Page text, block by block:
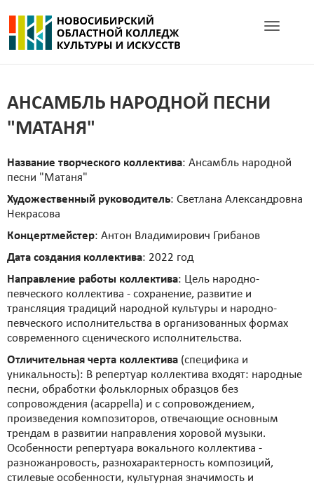
Toggle
АНСАМБЛЬ НАРОДНОЙ ПЕСНИ
"МАТАНЯ"
Название творческого коллектива: Ансамбль народной
песни "Матаня"
Художественный руководитель: Светлана Александровна
Некрасова
Концертмейстер: Антон Владимирович Грибанов
Дата создания коллектива: 2022 год
Направление работы коллектива: Цель народно-
певческого коллектива - сохранение, развитие и
трансляция традиций народной культуры и народно-
певческого исполнительства в организованных формах
современного сценического исполнительства.
Отличительная черта коллектива (специфика и
уникальность): В репертуар коллектива входят: народные
песни, обработки фольклорных образцов без
сопровождения (acappella) и с сопровождением,
произведения композиторов, отвечающие основным
трендам в развитии направления хоровой музыки.
Особенности репертуара вокального коллектива -
разножанровость, разнохарактерность композиций,
стилевые особенности, культурная значимость и